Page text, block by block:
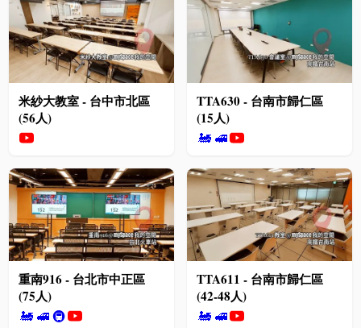
米紗大教室 - 台中市北區
(56人)
TTA630 - 台南市歸仁區
(15人)
🚂 🚅
重南916 - 台北市中正區
(75人)
🚂 🚅 🚇
TTA611 - 台南市歸仁區
(42-48人)
🚂 🚅